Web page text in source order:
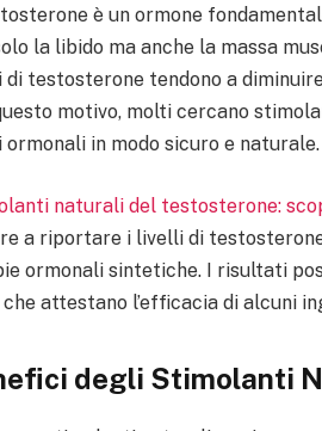
è un ormone
la libido ma anche la massa
di testosterone tendono a
motivo, molti cercano
ormonali in modo sicuro e naturale.
naturali del testosterone:
a riportare i livelli di
ormonali sintetiche. I risultati
attestano l’efficacia di alcuni
degli Stimolanti